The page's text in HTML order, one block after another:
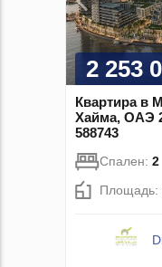
2 253
Квартира в
Хайма, ОАЭ
588743
Спален: 2
Площадь: